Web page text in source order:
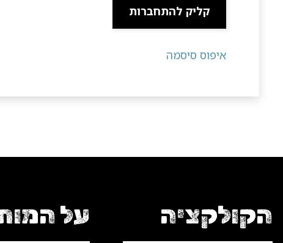
קליק להתחברות
איפוס סיסמה
הקולקציה על